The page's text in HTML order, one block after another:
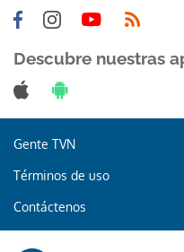
Descubre nuestras
Gente TVN
Términos de uso
Contáctenos